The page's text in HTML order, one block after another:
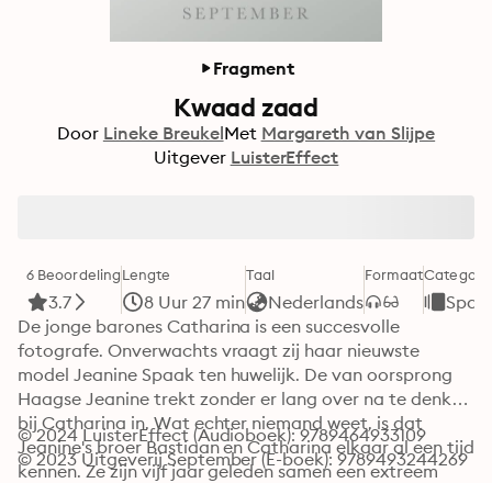
Fragment
Kwaad zaad
Door Lineke BreukelMet Margareth van Slijpe
Uitgever LuisterEffect
6 Beoordeling
3.7
Lengte
8 Uur 27 min
Taal
Nederlands
Formaat
De jonge barones Catharina is een succesvolle
fotografe. Onverwachts vraagt zij haar nieuwste
model Jeanine Spaak ten huwelijk. De van oorsprong
Haagse Jeanine trekt zonder er lang over na te denken
bij Catharina in. Wat echter niemand weet, is dat
Jeanine's broer Bastiaan en Catharina elkaar al een tijd
kennen. Ze zijn vijf jaar geleden samen een extreem
© 2024 LuisterEffect (Audioboek): 9789464933109
© 2023 Uitgeverij September (E-boek): 9789493244269